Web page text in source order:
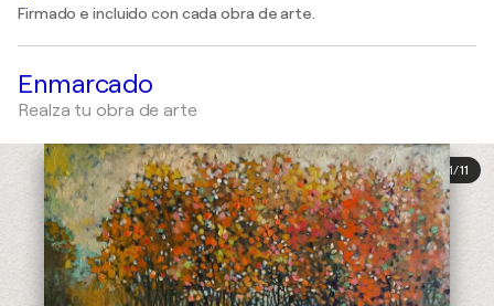
Firmado e incluido con cada obra de arte.
Enmarcado
Realza tu obra de arte
1/11